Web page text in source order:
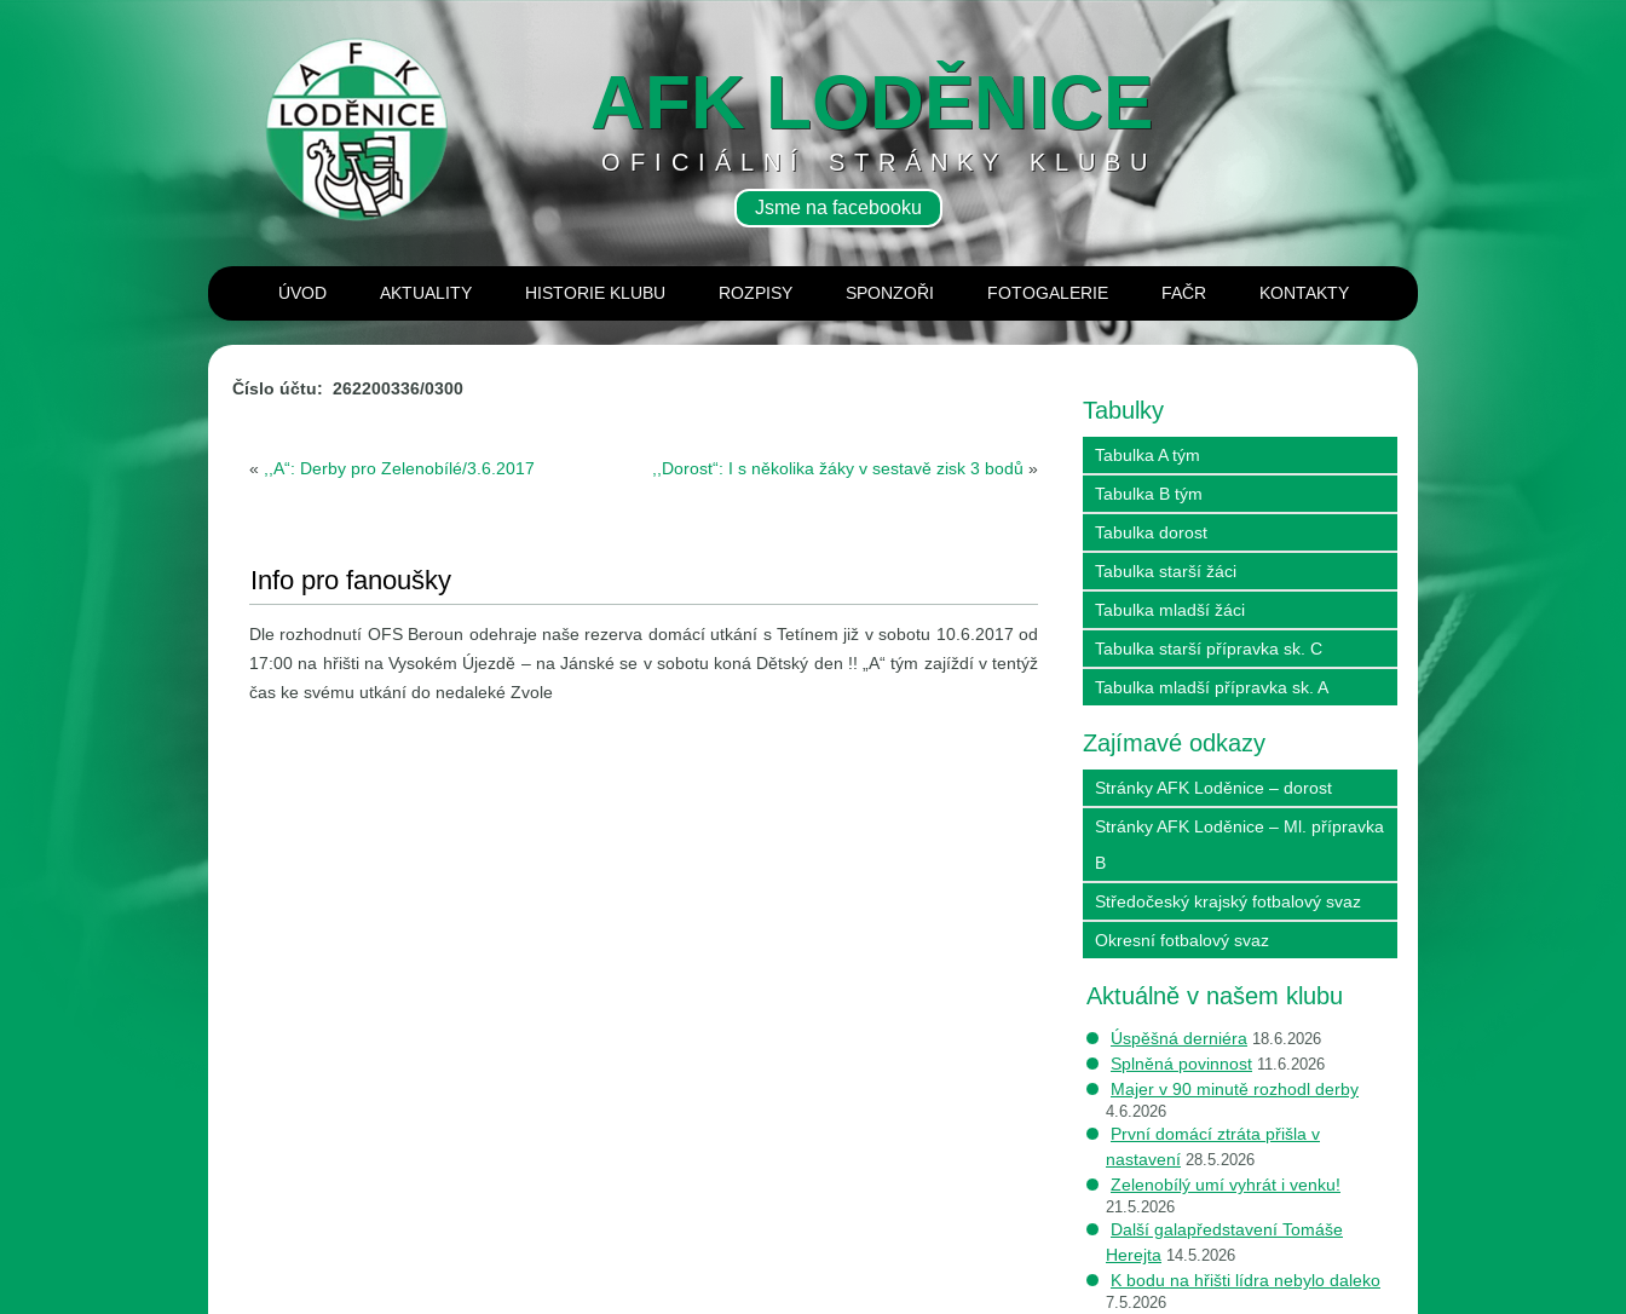
Jsme na facebooku
AFK LODĚNICE
OFICIÁLNÍ STRÁNKY KLUBU
ÚVOD AKTUALITY HISTORIE KLUBU ROZPISY SPONZOŘI FOTOGALERIE FAČR KONTAKTY
Číslo účtu: 262200336/0300
« ,,A“: Derby pro Zelenobílé/3.6.2017 ,,Dorost“: I s několika žáky v sestavě zisk 3 bodů »
Info pro fanoušky
Dle rozhodnutí OFS Beroun odehraje naše rezerva domácí utkání s Tetínem již v sobotu 10.6.2017 od
17:00 na hřišti na Vysokém Újezdě – na Jánské se v sobotu koná Dětský den !! „A“ tým zajíždí v tentýž
čas ke svému utkání do nedaleké Zvole
Tabulky
Tabulka A tým
Tabulka B tým
Tabulka dorost
Tabulka starší žáci
Tabulka mladší žáci
Tabulka starší přípravka sk. C
Tabulka mladší přípravka sk. A
Zajímavé odkazy
Stránky AFK Loděnice – dorost
Stránky AFK Loděnice – Ml. přípravka
B
Středočeský krajský fotbalový svaz
Okresní fotbalový svaz
Aktuálně v našem klubu
Úspěšná derniéra 18.6.2026
Splněná povinnost 11.6.2026
Majer v 90 minutě rozhodl derby
4.6.2026
První domácí ztráta přišla v
nastavení 28.5.2026
Zelenobílý umí vyhrát i venku!
21.5.2026
Další galapředstavení Tomáše
Herejta 14.5.2026
K bodu na hřišti lídra nebylo daleko
7.5.2026